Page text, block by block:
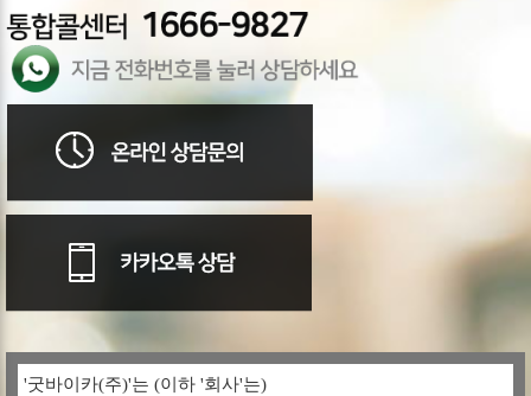
'굿바이카(주)'는 (이하 '회사'는)